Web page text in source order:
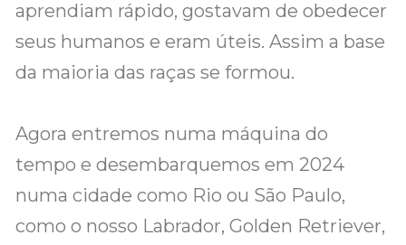
aprendiam rápido, gostavam de obedecer
seus humanos e eram úteis. Assim a base
da maioria das raças se formou.
Agora entremos numa máquina do
tempo e desembarquemos em 2024
numa cidade como Rio ou São Paulo,
como o nosso Labrador, Golden Retriever,